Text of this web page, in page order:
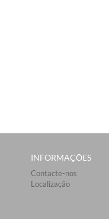
INFORMAÇÕES
Contacte-nos
Localização